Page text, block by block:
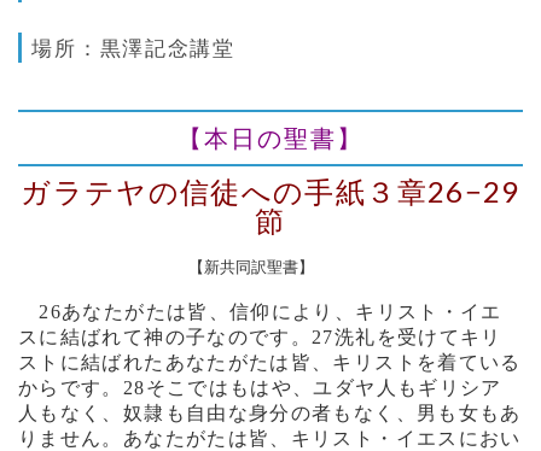
場所：黒澤記念講堂
【本日の聖書】
ガラテヤの信徒への手紙３章26−29
節
【新共同訳聖書】
26あなたがたは皆、信仰により、キリスト・イエ
スに結ばれて神の子なのです。27洗礼を受けてキリ
ストに結ばれたあなたがたは皆、キリストを着ている
からです。28そこではもはや、ユダヤ人もギリシア
人もなく、奴隷も自由な身分の者もなく、男も女もあ
りません。あなたがたは皆、キリスト・イエスにおい